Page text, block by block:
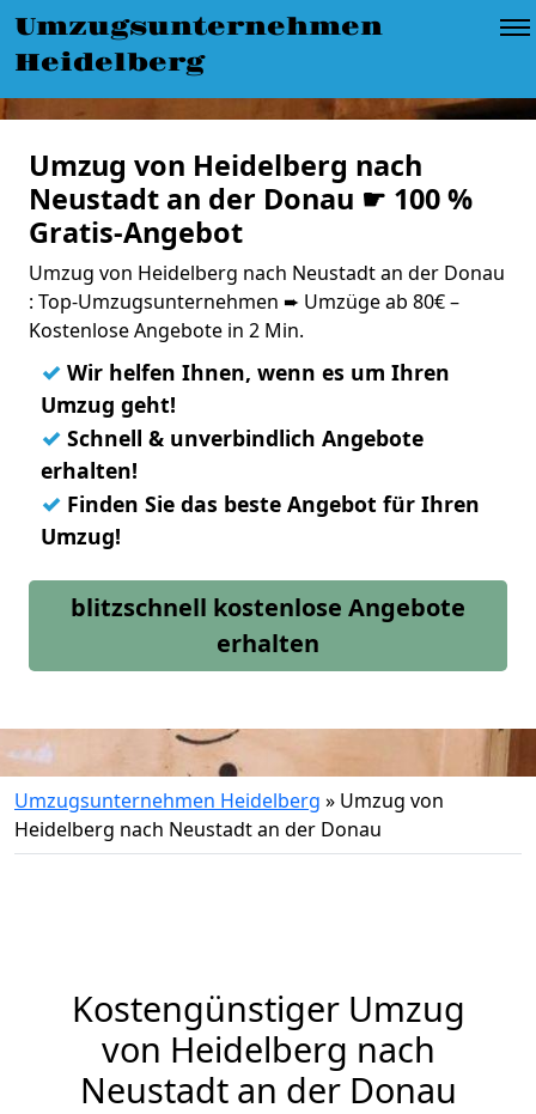
Umzugsunternehmen
Heidelberg
Umzug von Heidelberg nach
Neustadt an der Donau ☛ 100 %
Gratis-Angebot
Umzug von Heidelberg nach Neustadt an der Donau
: Top-Umzugsunternehmen ➨ Umzüge ab 80€ –
Kostenlose Angebote in 2 Min.
✓ Wir helfen Ihnen, wenn es um Ihren
Umzug geht!
✓ Schnell & unverbindlich Angebote
erhalten!
✓ Finden Sie das beste Angebot für Ihren
Umzug!
blitzschnell kostenlose Angebote
erhalten
Umzugsunternehmen Heidelberg » Umzug von
Heidelberg nach Neustadt an der Donau
Kostengünstiger Umzug
von Heidelberg nach
Neustadt an der Donau